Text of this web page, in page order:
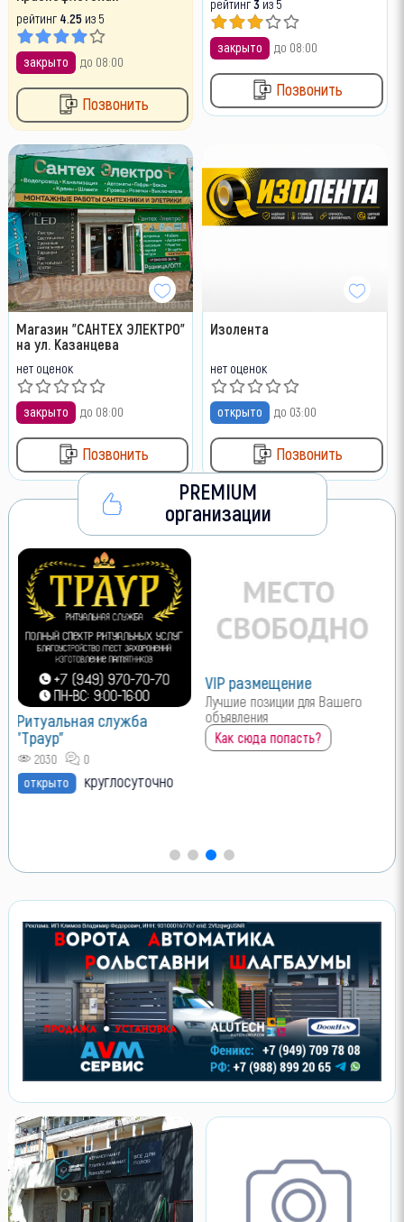
рейтинг 4.25из 5
закрыто до 08:00
Позвонить
закрыто до 08:00
Позвонить
Магазин "САНТЕХ ЭЛЕКТРО"
на ул. Казанцева
нет оценок
закрыто до 08:00
Позвонить
Изолента
нет оценок
открыто до 03:00
Позвонить
PREMIUM
организации
Ритуальная служба
"Траур"
2030
0
открыто
круглосуточно
VIP размещение
Лучшие позиции для Вашего
объявления
Как сюда попасть?